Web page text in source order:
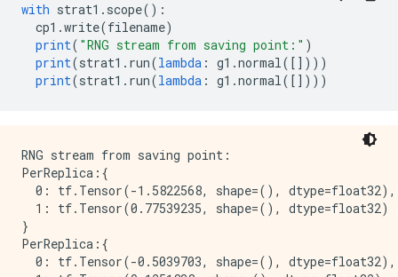
with strat1 . scope():
cp1 .write(filename)
print( "RNG stream from saving point:" )
print(strat1 . run(lambda : g1 .normal([])))
print(strat1 . run(lambda : g1 .normal([])))
RNG stream from saving point:
PerReplica:{
  0: tf.Tensor(-1.5822568, shape=(), dtype=float32),
  1: tf.Tensor(0.77539235, shape=(), dtype=float32)
}
PerReplica:{
  0: tf.Tensor(-0.5039703, shape=(), dtype=float32),